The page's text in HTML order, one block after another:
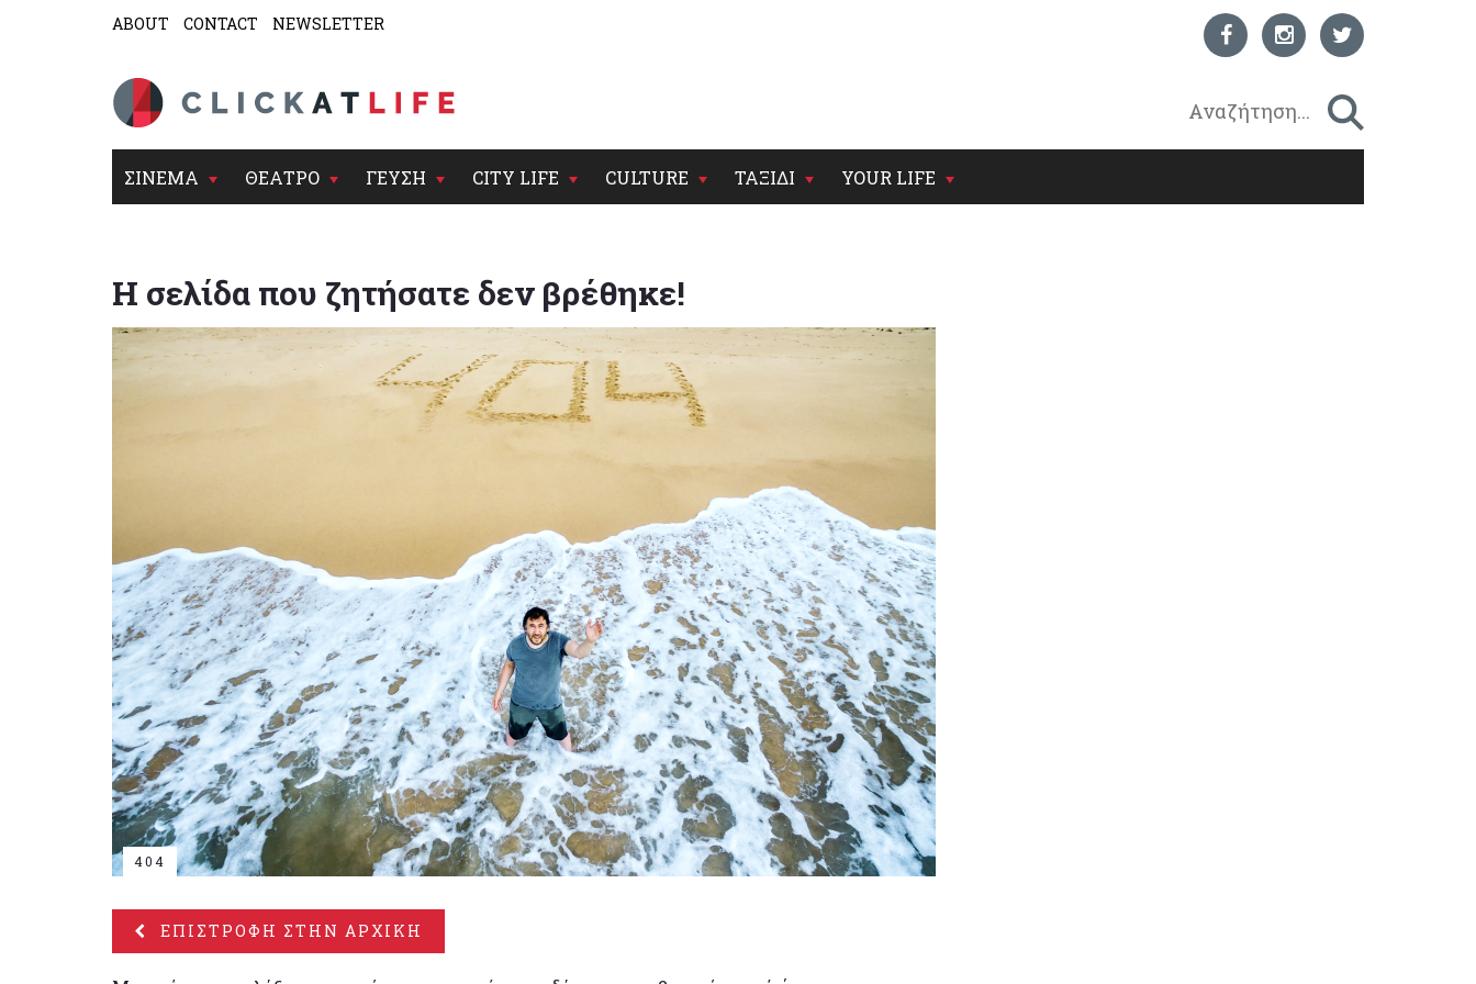
ABOUT CONTACT NEWSLETTER
ΣΙΝΕΜΑ ΘΕΑΤΡΟ ΓΕΥΣΗ CITY LIFE CULTURE ΤΑΞΙΔΙ YOUR LIFE
Η σελίδα που ζητήσατε δεν βρέθηκε!
404
ΕΠΙΣΤΡΟΦΗ ΣΤΗΝ ΑΡΧΙΚΗ